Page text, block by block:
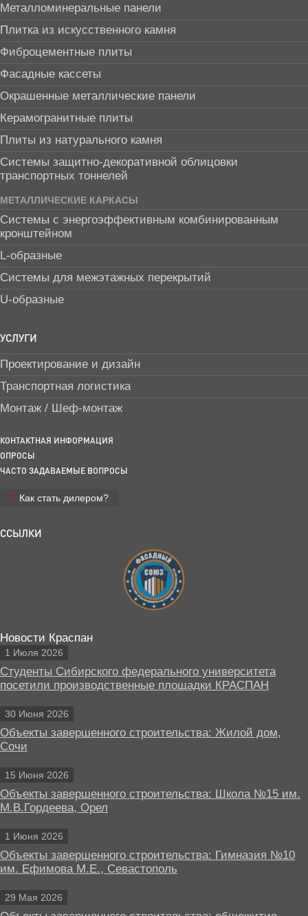
Металломинеральные панели
Плитка из искусственного камня
Фиброцементные плиты
Фасадные кассеты
Окрашенные металлические панели
Керамогранитные плиты
Плиты из натурального камня
Системы защитно-декоративной облицовки
транспортных тоннелей
МЕТАЛЛИЧЕСКИЕ КАРКАСЫ
Системы с энергоэффективным комбинированным
кронштейном
L-образные
Системы для межэтажных перекрытий
U-образные
УСЛУГИ
Проектирование и дизайн
Транспортная логистика
Монтаж / Шеф-монтаж
КОНТАКТНАЯ ИНФОРМАЦИЯ
ОПРОСЫ
ЧАСТО ЗАДАВАЕМЫЕ ВОПРОСЫ
Как стать дилером?
ССЫЛКИ
Новости Краспан
1 Июля 2026
Студенты Сибирского федерального университета
посетили производственные площадки КРАСПАН
30 Июня 2026
Объекты завершенного строительства: Жилой дом,
Сочи
15 Июня 2026
Объекты завершенного строительства: Школа №15 им.
М.В.Гордеева, Орел
1 Июня 2026
Объекты завершенного строительства: Гимназия №10
им. Ефимова М.Е., Севастополь
29 Мая 2026